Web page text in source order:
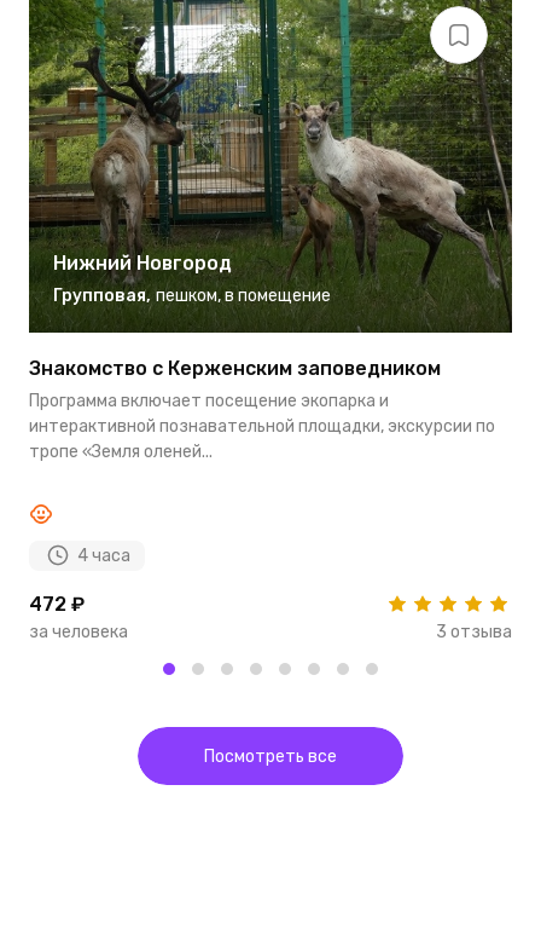
Нижний Новгород
Групповая, пешком, в помещение
Знакомство с Керженским заповедником
Программа включает посещение экопарка и
интерактивной познавательной площадки, экскурсии по
тропе «Земля оленей...
4 часа
472 ₽
за человека 3 отзыва
Посмотреть все